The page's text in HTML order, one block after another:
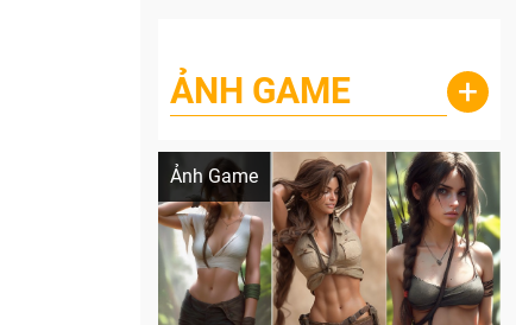
ẢNH GAME +
Ảnh Game
Lala Croft vừa nóng vừa xinh dưới nét vẽ